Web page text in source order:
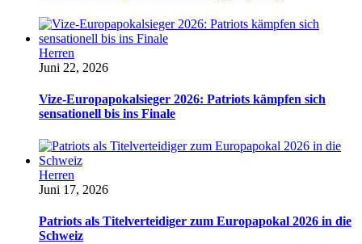
Herren
Juni 22, 2026
Vize-Europapokalsieger 2026: Patriots kämpfen sich
sensationell bis ins Finale
Herren
Juni 17, 2026
Patriots als Titelverteidiger zum Europapokal 2026 in die
Schweiz